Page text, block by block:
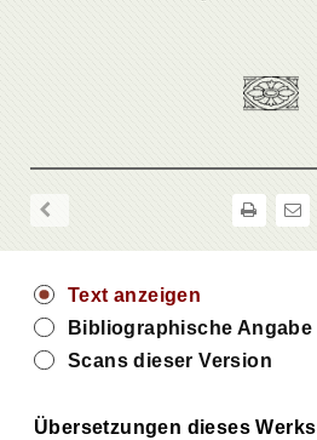
Text anzeigen
Bibliographische Angabe
Scans dieser Version
Übersetzungen dieses Werks